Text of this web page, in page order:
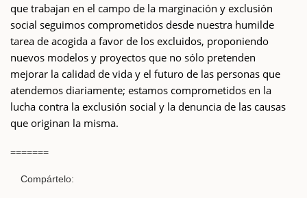
que trabajan en el campo de la marginación y exclusión
social seguimos comprometidos desde nuestra humilde
tarea de acogida a favor de los excluidos, proponiendo
nuevos modelos y proyectos que no sólo pretenden
mejorar la calidad de vida y el futuro de las personas que
atendemos diariamente; estamos comprometidos en la
lucha contra la exclusión social y la denuncia de las causas
que originan la misma.
=======
Compártelo: